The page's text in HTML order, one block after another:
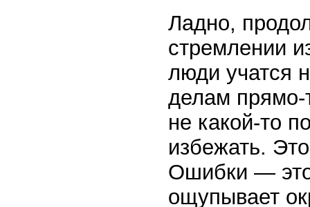
Ладно,
стремлении
люди учатся
делам
не какой-то
избежать.
Ошибки — это
ощупывает